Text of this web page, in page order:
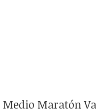
Maratón